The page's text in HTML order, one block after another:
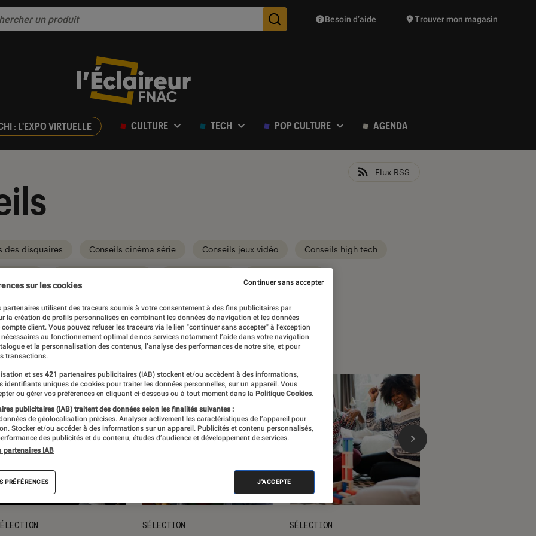
Des suggestions de produits vont vous être proposées
Besoin d’aide Trouver mon magasin
: L'EXPO VIRTUELLE CULTURE TECH POP CULTURE AGENDA
Flux RSS
des disquaires Conseils cinéma série Conseils jeux vidéo Conseils high tech
SÉLECTION SÉLECTION
sur les cookies
partenaires utilisent des traceurs soumis à votre consentement à des fins publicitaires par
la création de profils personnalisés en combinant les données de navigation et les données
compte client. Vous pouvez refuser les traceurs via le lien "continuer sans accepter" à l’exception
au fonctionnement optimal de nos services notamment l’aide dans votre navigation
et la personnalisation des contenus, l’analyse des performances de notre site, et pour
transactions.
et ses 421 partenaires publicitaires (IAB) stockent et/ou accèdent à des informations,
identifiants uniques de cookies pour traiter les données personnelles, sur un appareil. Vous
ou gérer vos préférences en cliquant ci-dessous ou à tout moment dans la Politique Cookies.
publicitaires (IAB) traitent des données selon les finalités suivantes :
de géolocalisation précises. Analyser activement les caractéristiques de l’appareil pour
Stocker et/ou accéder à des informations sur un appareil. Publicités et contenu personnalisés,
des publicités et du contenu, études d’audience et développement de services.
partenaires IAB
PRÉFÉRENCES J'ACCEPTE
Continuer sans accepter